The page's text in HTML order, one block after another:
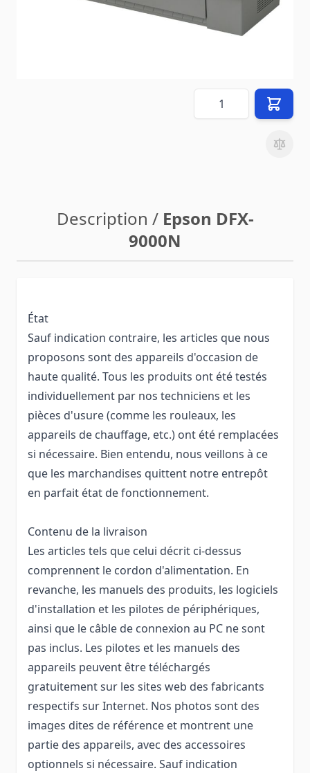
2 290,00 €
Quantité
Description / Epson DFX-
9000N
État
Sauf indication contraire, les articles que nous
proposons sont des appareils d'occasion de
haute qualité. Tous les produits ont été testés
individuellement par nos techniciens et les
pièces d'usure (comme les rouleaux, les
appareils de chauffage, etc.) ont été remplacées
si nécessaire. Bien entendu, nous veillons à ce
que les marchandises quittent notre entrepôt
en parfait état de fonctionnement.
Contenu de la livraison
Les articles tels que celui décrit ci-dessus
comprennent le cordon d'alimentation. En
revanche, les manuels des produits, les logiciels
d'installation et les pilotes de périphériques,
ainsi que le câble de connexion au PC ne sont
pas inclus. Les pilotes et les manuels des
appareils peuvent être téléchargés
gratuitement sur les sites web des fabricants
respectifs sur Internet. Nos photos sont des
images dites de référence et montrent une
partie des appareils, avec des accessoires
optionnels si nécessaire. Sauf indication